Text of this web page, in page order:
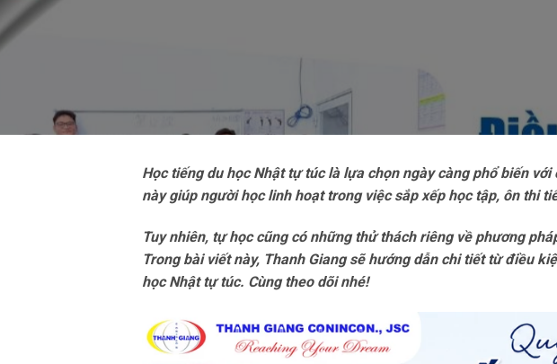
Học tiếng du học Nhật tự túc là lựa chọn ngày càng phổ biến
này giúp người học linh hoạt trong việc sắp xếp học tập, ôn thi
Tuy nhiên, tự học cũng có những thử thách riêng về phương
Trong bài viết này, Thanh Giang sẽ hướng dẫn chi tiết từ điều
học Nhật tự túc. Cùng theo dõi nhé!